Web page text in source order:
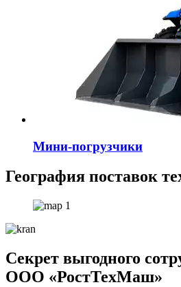
Мини-погрузчики
География поставок
Секрет выгодного
ООО «РостТехМаш»